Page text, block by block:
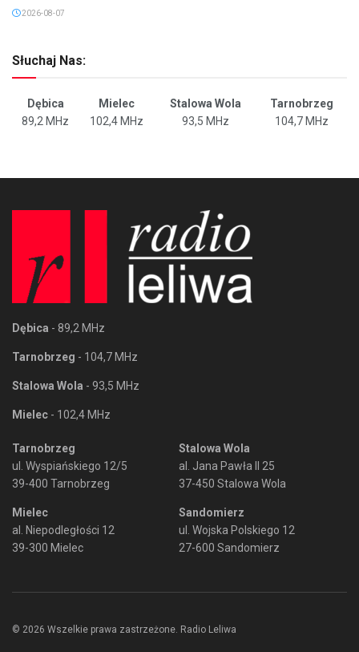
2026-08-07
Słuchaj Nas:
Dębica Mielec Stalowa Wola
Tarnobrzeg
89,2 MHz
102,4 MHz 93,5 MHz 104,7 MHz
Dębica - 89,2 MHz
Tarnobrzeg - 104,7 MHz
Stalowa Wola - 93,5 MHz
Mielec - 102,4 MHz
Tarnobrzeg
ul. Wyspiańskiego 12/5
39-400 Tarnobrzeg
Mielec
al. Niepodległości 12
39-300 Mielec
Stalowa Wola
al. Jana Pawła II 25
37-450 Stalowa Wola
Sandomierz
ul. Wojska Polskiego 12
27-600 Sandomierz
© 2026 Wszelkie prawa zastrzeżone. Radio Leliwa